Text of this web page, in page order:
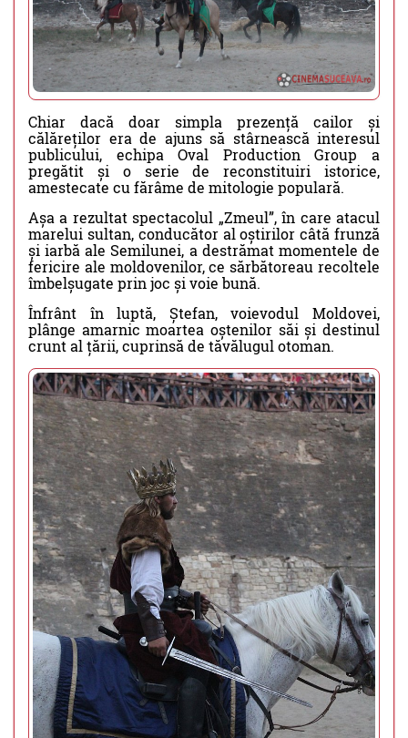
Chiar dacă doar simpla prezență cailor și
călăreților era de ajuns să stârnească interesul
publicului, echipa Oval Production Group a
pregătit și o serie de reconstituiri istorice,
amestecate cu fărâme de mitologie populară.
Așa a rezultat spectacolul „Zmeul”, în care atacul
marelui sultan, conducător al oștirilor câtă frunză
și iarbă ale Semilunei, a destrămat momentele de
fericire ale moldovenilor, ce sărbătoreau recoltele
îmbelșugate prin joc și voie bună.
Înfrânt în luptă, Ștefan, voievodul Moldovei,
plânge amarnic moartea oștenilor săi și destinul
crunt al țării, cuprinsă de tăvălugul otoman.